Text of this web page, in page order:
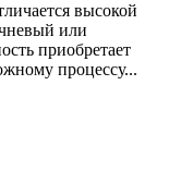
высокой
или
приобретает
процессу...